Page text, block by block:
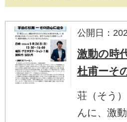
公開日：
激動の時
杜甫ーそ
荘（そう
んに、激